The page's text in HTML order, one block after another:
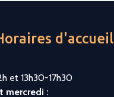
d'accueil
et 13h30-17h30
mercredi :